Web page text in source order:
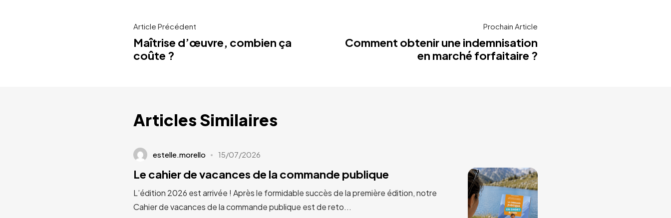
Article Précédent
Maîtrise d’œuvre, combien ça
coûte ?
Prochain Article
Comment obtenir une indemnisation
en marché forfaitaire ?
Articles Similaires
estelle.morello 15/07/2026
Le cahier de vacances de la commande publique
L’édition 2026 est arrivée ! Après le formidable succès de la première édition, notre
Cahier de vacances de la commande publique est de reto...